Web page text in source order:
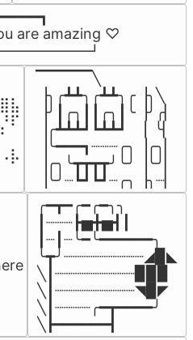
are amazing ♡
▔▔▔▔▔╲
▕╮╭┻┻╮╭┻┻╮╭▕╮╲
▕╯┃╭╮┃┃╭╮┃╰▕╯╭▏
▕╭┻┻┻┛┗┻┻┛  ▕  ╰▏
▕╰━━━┓┈┈┈╭╮▕╭╮▏
▕╭╮╰┳┳┳┳╯╰╯▕╰╯▏
▕╰╯┈┗┛┗┛┈╭╮▕╮┈▏
╭━┳━╭━╭━╮╮
┃┈┈┈┣▅╋▅┫┃
┃┈┃┈╰━╰━━━━━━╮
╰┳╯┈┈┈┈┈┈┈┈┈◢▉◣
╲┃┈┈┈┈┈┈┈┈┈▉▉▉
╲┃┈┈┈┈┈┈┈┈┈◥▉◤
╲┃┈┈┈┈╭━┳━━━━╯
╲┣━━━━━━┫﻿